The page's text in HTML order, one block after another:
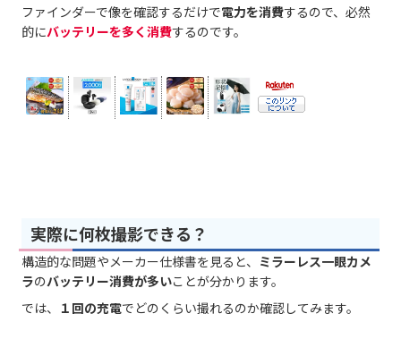
ファインダーで像を確認するだけで電力を消費するので、必然
的にバッテリーを多く消費するのです。
実際に何枚撮影できる？
構造的な問題やメーカー仕様書を見ると、 ミラーレス一眼カメ
ラのバッテリー消費が多いことが分かります。
では、 １回の充電でどのくらい撮れるのか確認してみます。